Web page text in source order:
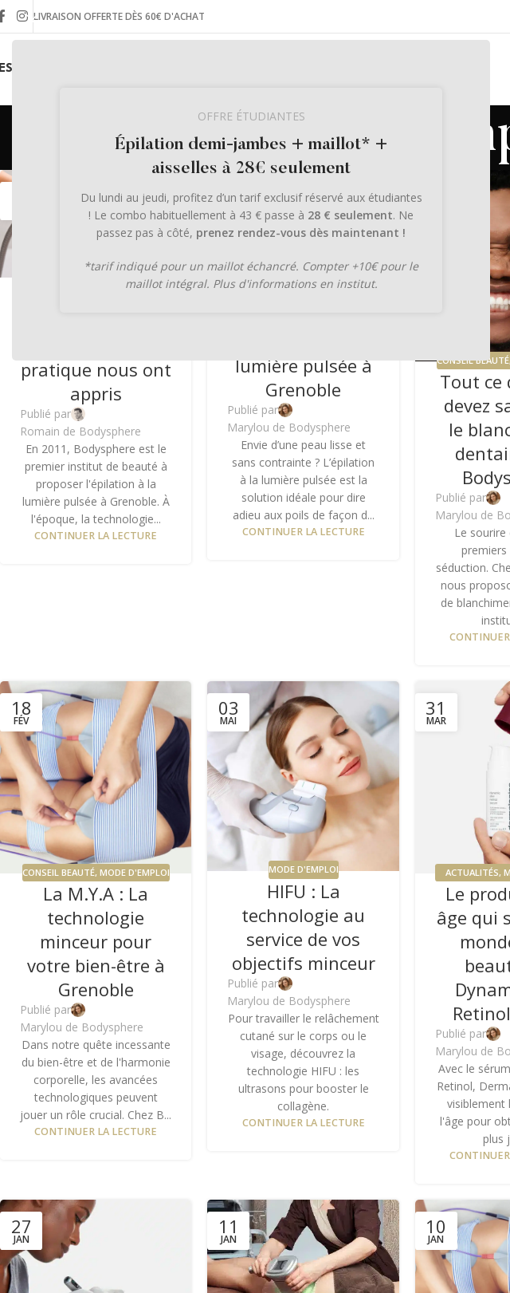
OFFRE ÉTUDIANTES
Épilation demi-jambes + maillot* +
aisselles à 28€ seulement
Du lundi au jeudi, profitez d’un tarif exclusif réservé aux étudiantes
! Le combo habituellement à 43 € passe à 28 € seulement. Ne
passez pas à côté, prenez rendez-vous dès maintenant !
*tarif indiqué pour un maillot échancré. Compter +10€ pour le
maillot intégral. Plus d'informations en institut.
LIVRAISON OFFERTE DÈS 60€ D'ACHAT
INSTITUTS
Mode
pratique nous ont
appris
Publié par
Romain de Bodysphere
En 2011, Bodysphere est le
premier institut de beauté à
proposer l'épilation à la
lumière pulsée à Grenoble. À
l'époque, la technologie...
CONTINUER LA LECTURE
04
MAR
lumière pulsée à
Grenoble
Publié par
Marylou de Bodysphere
Envie d’une peau lisse et
sans contrainte ? L’épilation
à la lumière pulsée est la
solution idéale pour dire
adieu aux poils de façon d...
CONTINUER LA LECTURE
CONSEIL BEAUTÉ
Tout ce
devez
le
Publié par
Marylou de
Le sourire
séduction.
nous
de
18
FÉV
CONSEIL BEAUTÉ, MODE D'EMPLOI
La M.Y.A : La
technologie
minceur pour
votre bien-être à
Grenoble
Publié par
Marylou de Bodysphere
Dans notre quête incessante
du bien-être et de l'harmonie
corporelle, les avancées
technologiques peuvent
jouer un rôle crucial. Chez B...
CONTINUER LA LECTURE
03
MAI
MODE D'EMPLOI
HIFU : La
technologie au
service de vos
objectifs minceur
Publié par
Marylou de Bodysphere
Pour travailler le relâchement
cutané sur le corps ou le
visage, découvrez la
technologie HIFU : les
ultrasons pour booster le
collagène.
CONTINUER LA LECTURE
31
MAR
ACTUALITÉS,
Le
âge qui
Publié par
Marylou de
Avec le
Retinol,
visiblement
l'âge pour
plus
27
JAN
11
JAN
10
JAN